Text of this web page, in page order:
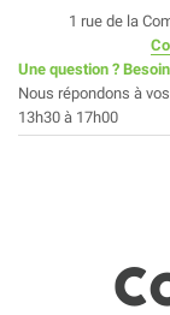
1 rue de la
Une question ?
Nous répondons à
13h30 à 17h00